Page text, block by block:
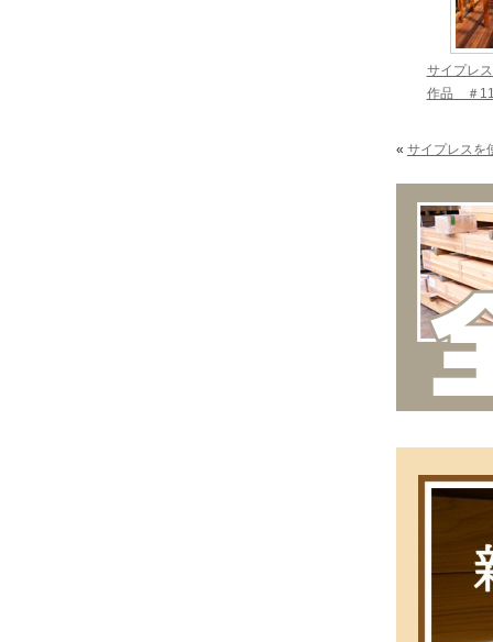
サイプレ
作品 ＃
« サイプレス